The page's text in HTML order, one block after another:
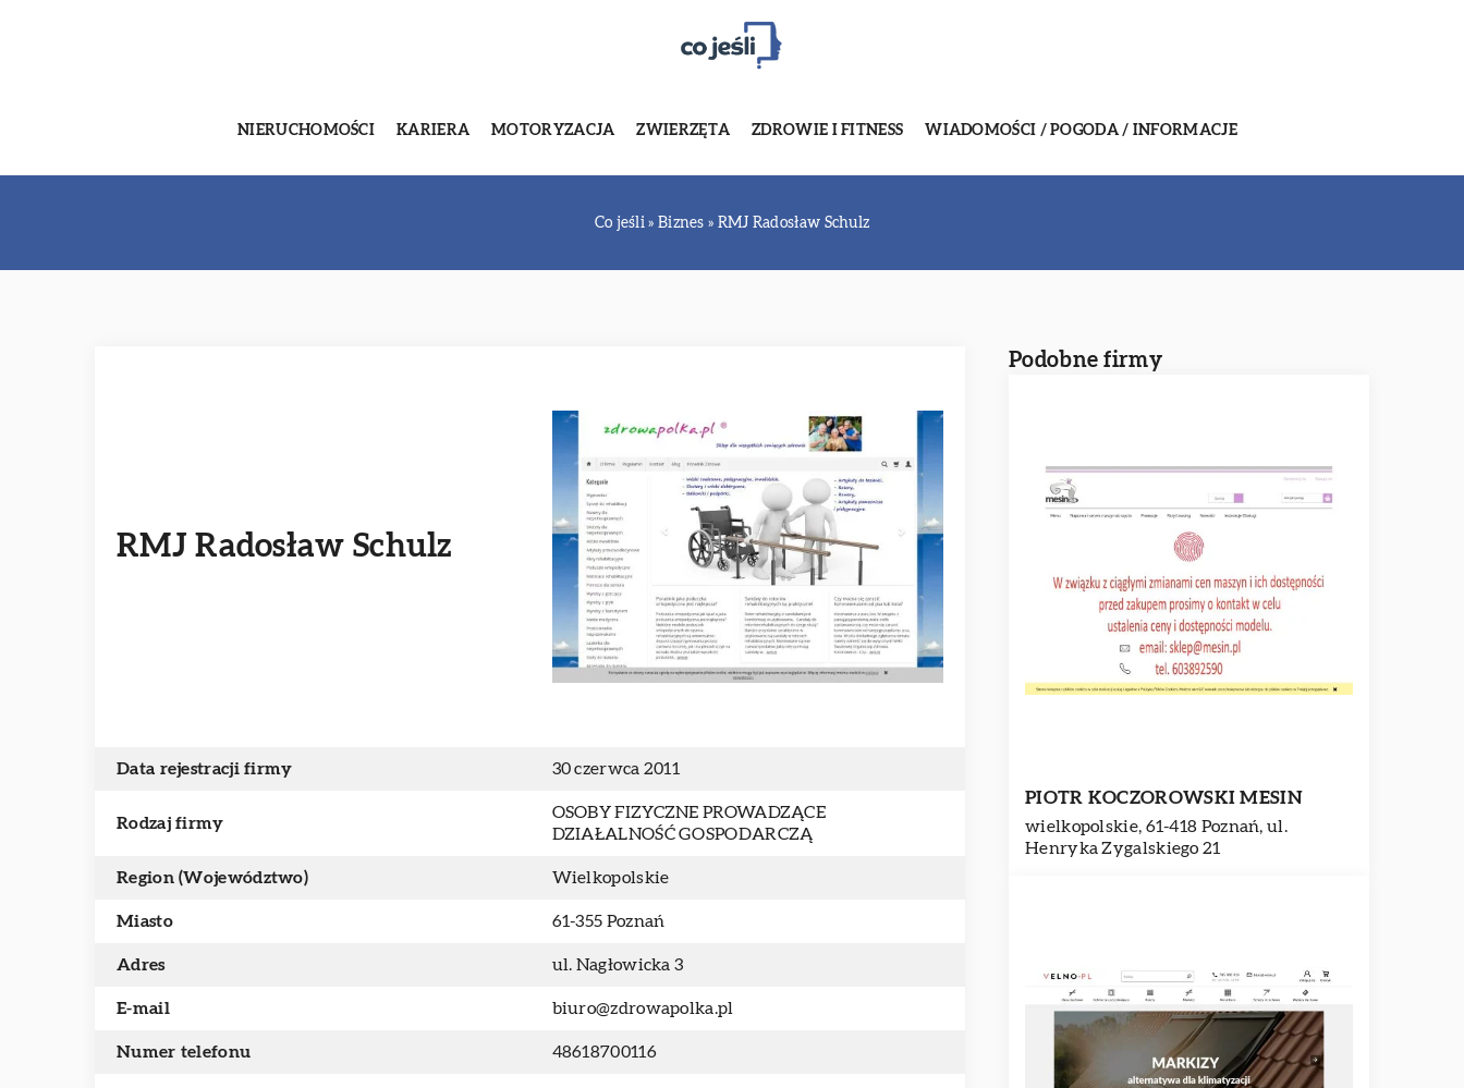
NIERUCHOMOŚCI KARIERA MOTORYZACJA ZWIERZĘTA ZDROWIE I FITNESS WIADOMOŚCI / POGODA / INFORMACJE
Co jeśli » Biznes » RMJ Radosław Schulz
RMJ Radosław Schulz
Data rejestracji firmy 30 czerwca 2011
Rodzaj firmy
OSOBY FIZYCZNE PROWADZĄCE
DZIAŁALNOŚĆ GOSPODARCZĄ
Region (Województwo) Wielkopolskie
Miasto 61-355 Poznań
Adres ul. Nagłowicka 3
E-mail biuro@zdrowapolka.pl
Numer telefonu 48618700116
Podobne firmy
PIOTR KOCZOROWSKI MESIN
wielkopolskie, 61-418 Poznań, ul.
Henryka Zygalskiego 21